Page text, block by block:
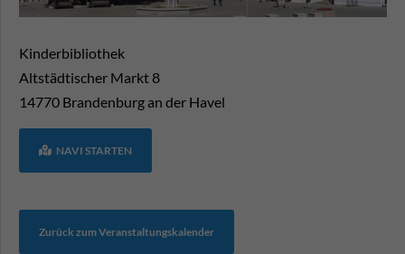
Kinderbibliothek
Altstädtischer Markt 8
14770 Brandenburg an der Havel
NAVI STARTEN
Zurück zum Veranstaltungskalender